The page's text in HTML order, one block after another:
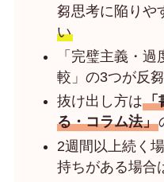
芻思考に陥りや
い
「完璧主義・
較」の3つが反
抜け出し方は「
る・コラム法」
2週間以上続く
持ちがある場合